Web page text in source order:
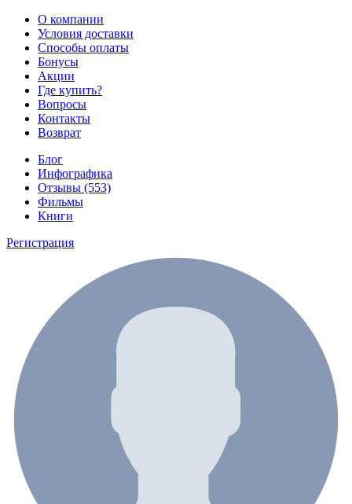
О компании
Условия доставки
Способы оплаты
Бонусы
Акции
Где купить?
Вопросы
Контакты
Возврат
Блог
Инфографика
Отзывы (553)
Фильмы
Книги
Регистрация